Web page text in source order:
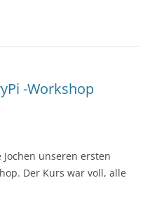
-Workshop
unseren ersten
Der Kurs war voll, alle